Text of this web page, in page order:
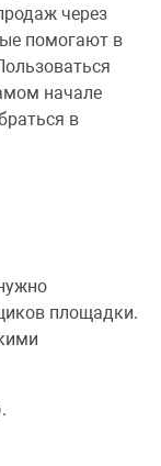
через
помогают в
начале
в
площадки.